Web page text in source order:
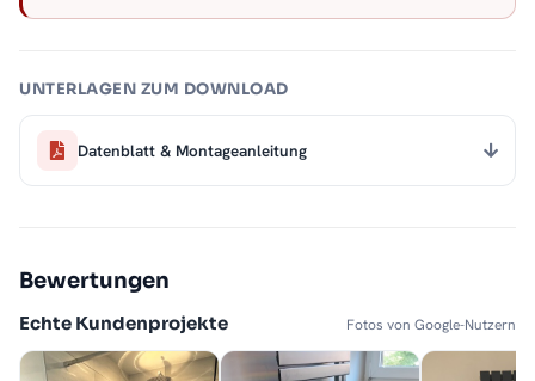
UNTERLAGEN ZUM DOWNLOAD
Datenblatt & Montageanleitung
Bewertungen
Echte Kundenprojekte Fotos von Google-Nutzern